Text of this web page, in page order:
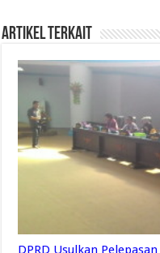
Artikel Terkait
DPRD Usulkan